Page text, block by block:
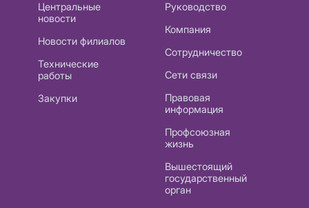
Центральные
новости
Новости филиалов
Технические
работы
Закупки
Руководство
Компания
Сотрудничество
Сети связи
Правовая
информация
Профсоюзная
жизнь
Вышестоящий
государственный
орган